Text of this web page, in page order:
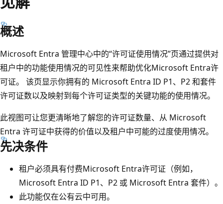
概述
Microsoft Entra 管理中心中的“许可证使用情况”页通过提供对
租户中的功能使用情况的可见性来帮助优化Microsoft Entra许
可证。 该页显示你拥有的 Microsoft Entra ID P1、P2 和套件
许可证数以及映射到每个许可证类型的关键功能的使用情况。
此视图可让您更清晰地了解您的许可证数量、从 Microsoft
Entra 许可证中获得的价值以及租户中可能的过度使用情况。
先决条件
租户必须具有付费Microsoft Entra许可证（例如，
Microsoft Entra ID P1、P2 或 Microsoft Entra 套件）。
此功能仅在公有云中可用。